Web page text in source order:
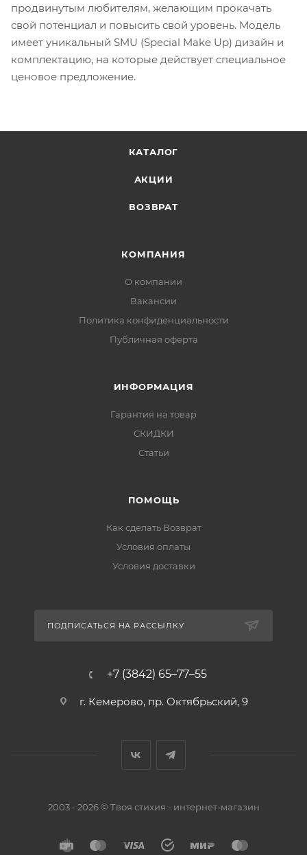
продвинутым любителям, желающим прокачать
свой потенциал и повысить свой уровень. Модель
имеет уникальный SMU (Special Make Up) дизайн и
комплектацию, на которые действует специальное
ценовое предложение.
КАТАЛОГ
АКЦИИ
ВОЗВРАТ
КОМПАНИЯ
О компании
Вакансии
Политика конфиденциальности
Публичная оферта
ИНФОРМАЦИЯ
Гарантия на товар
СКИДКИ
Статьи
ПОМОЩЬ
Как сделать Возврат
Условия оплаты
Условия доставки
ПОДПИСАТЬСЯ НА РАССЫЛКУ
+7 (3842) 65–77–55
г. Кемерово, пр. Октябрьский, 9
2003 - 2026 © Твоя стихия - интернет-магазин